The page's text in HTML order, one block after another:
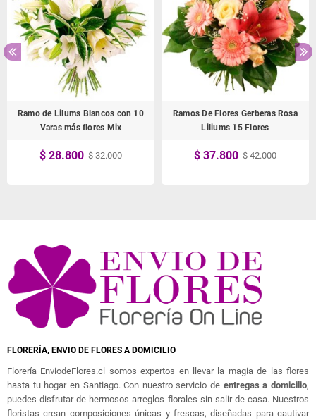
Ramo de Lilums Blancos con 10
Varas más flores Mix
$ 28.800 $ 32.000
Ramos De Flores Gerberas Rosa
Liliums 15 Flores
$ 37.800 $ 42.000
FLORERÍA, ENVIO DE FLORES A DOMICILIO
Florería EnviodeFlores.cl somos expertos en llevar la magia de las flores
hasta tu hogar en Santiago. Con nuestro servicio de entregas a domicilio,
puedes disfrutar de hermosos arreglos florales sin salir de casa. Nuestros
floristas crean composiciones únicas y frescas, diseñadas para cautivar